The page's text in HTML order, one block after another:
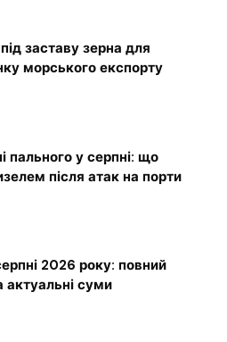
заставу зерна для
морського експорту
пального у серпні: що
після атак на порти
2026 року: повний
актуальні суми